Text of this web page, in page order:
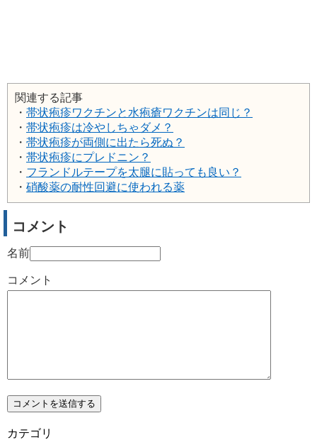
関連する記事
・ 帯状疱疹ワクチンと水疱瘡ワクチンは同じ？
・ 帯状疱疹は冷やしちゃダメ？
・ 帯状疱疹が両側に出たら死ぬ？
・ 帯状疱疹にプレドニン？
・ フランドルテープを太腿に貼っても良い？
・ 硝酸薬の耐性回避に使われる薬
コメント
名前
コメント
カテゴリ